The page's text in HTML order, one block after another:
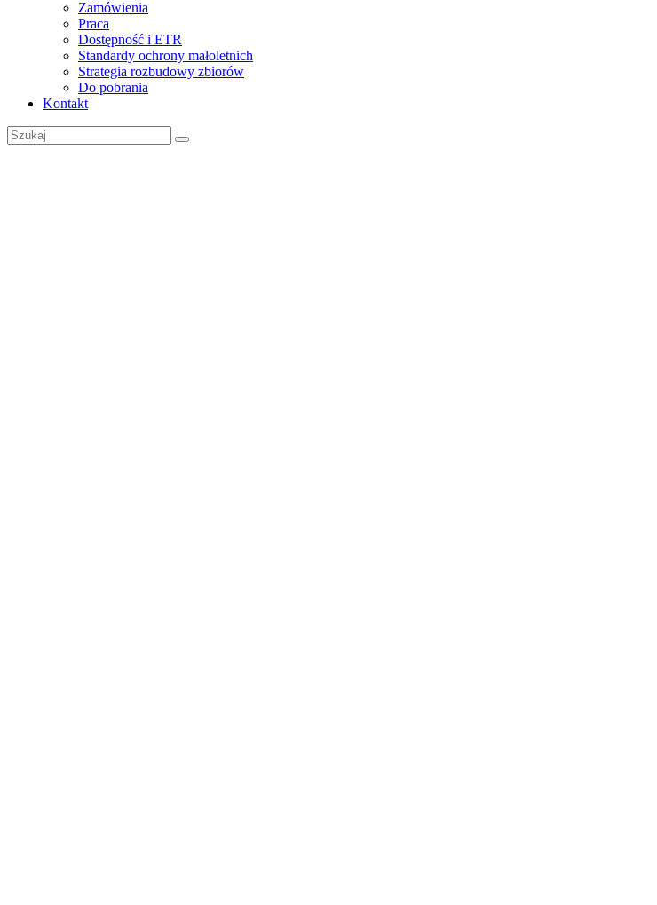
Zamówienia
Praca
Dostępność i ETR
Standardy ochrony małoletnich
Strategia rozbudowy zbiorów
Do pobrania
Kontakt